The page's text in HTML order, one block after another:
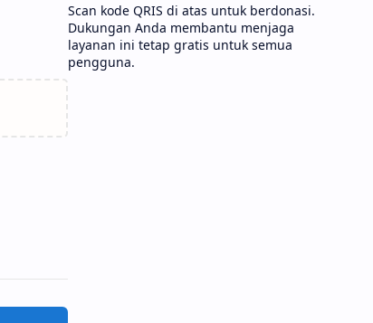
Scan kode QRIS di atas untuk berdonasi.
Dukungan Anda membantu menjaga
layanan ini tetap gratis untuk semua
pengguna.